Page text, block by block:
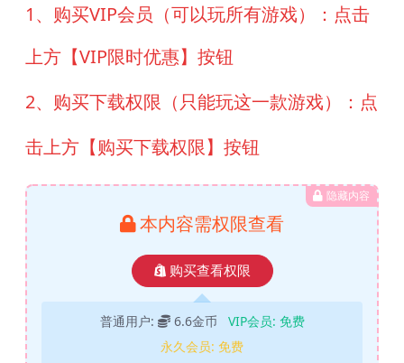
1、购买VIP会员（可以玩所有游戏）：点击
上方【VIP限时优惠】按钮
2、购买下载权限（只能玩这一款游戏）：点
击上方【购买下载权限】按钮
隐藏内容
本内容需权限查看
购买查看权限
普通用户: 6.6金币 VIP会员: 免费
永久会员: 免费